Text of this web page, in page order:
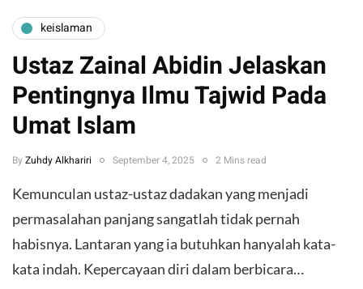
keislaman
Ustaz Zainal Abidin Jelaskan
Pentingnya Ilmu Tajwid Pada
Umat Islam
By Zuhdy Alkhariri September 4, 2025 2 Mins read
Kemunculan ustaz-ustaz dadakan yang menjadi
permasalahan panjang sangatlah tidak pernah
habisnya. Lantaran yang ia butuhkan hanyalah kata-
kata indah. Kepercayaan diri dalam berbicara…